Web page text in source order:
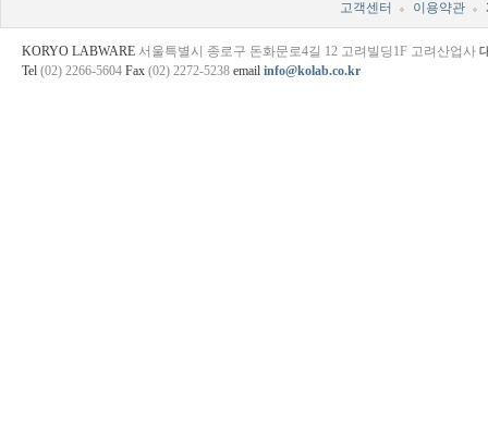
고객센터 이용약관
KORYO LABWARE 서울특별시 종로구 돈화문로4길 12 고려빌딩1F 고려산업사
Tel (02) 2266-5604 Fax (02) 2272-5238 email info@kolab.co.kr